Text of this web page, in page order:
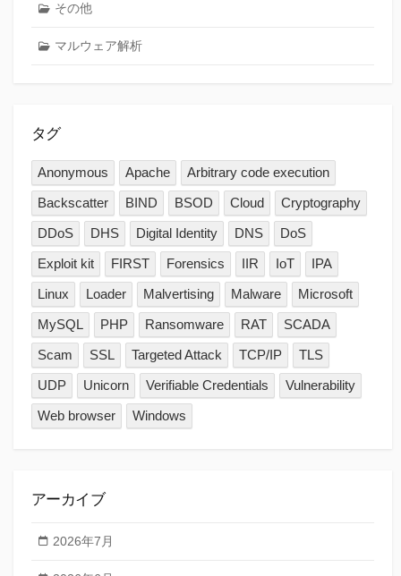
その他
マルウェア解析
タグ
Anonymous Apache
Arbitrary code execution
Backscatter
BIND BSOD Cloud
Cryptography
DDoS
DHS Digital Identity DNS
DoS
Exploit kit
FIRST Forensics IIR IoT
IPA
Linux
Loader Malvertising Malware
Microsoft
MySQL
PHP Ransomware RAT
SCADA
Scam
SSL Targeted Attack TCP/IP
TLS
UDP
Unicorn Verifiable Credentials
Vulnerability
Web browser
Windows
アーカイブ
2026年7月